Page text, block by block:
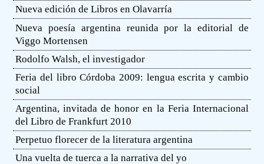
Nueva edición de Libros en Olavarría
Nueva poesía argentina reunida por la editorial de
Viggo Mortensen
Rodolfo Walsh, el investigador
Feria del libro Córdoba 2009: lengua escrita y cambio
social
Argentina, invitada de honor en la Feria Internacional
del Libro de Frankfurt 2010
Perpetuo florecer de la literatura argentina
Una vuelta de tuerca a la narrativa del yo